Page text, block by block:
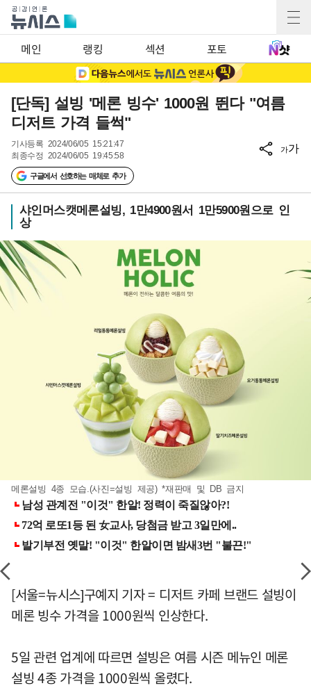
메인 랭킹 섹션 포토
[단독] 설빙 '메론 빙수' 1000원 뛴다 "여름
디저트 가격 들썩"
기사등록 2024/06/05 15:21:47
최종수정 2024/06/05 19:45:58
구글에서 선호하는 매체로 추가
가가
샤인머스캣메론설빙, 1만4900원서 1만5900원으로 인
상
메론설빙 4종 모습.(사진=설빙 제공) *재판매 및 DB 금지
[서울=뉴시스]구예지 기자 = 디저트 카페 브랜드 설빙이
메론 빙수 가격을 1000원씩 인상한다.
5일 관련 업계에 따르면 설빙은 여름 시즌 메뉴인 메론
설빙 4종 가격을 1000원씩 올렸다.